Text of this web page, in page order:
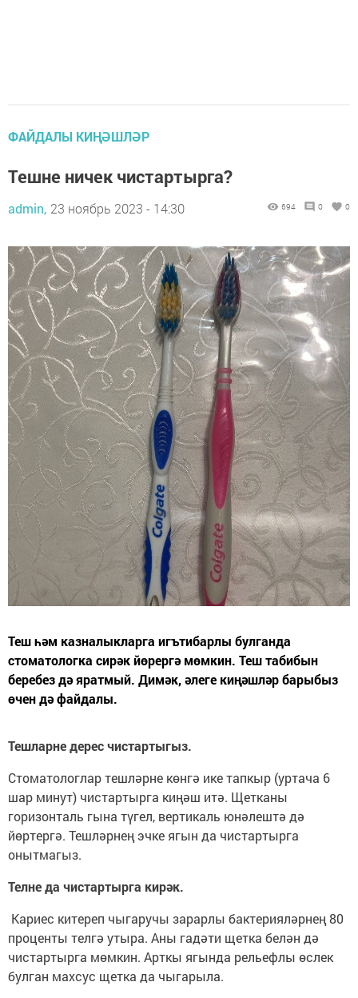
ФАЙДАЛЫ КИҢӘШЛӘР
Тешне ничек чистартырга?
admin, 23 ноябрь 2023 - 14:30 694 0 0
Теш һәм казналыкларга игътибарлы булганда
стоматологка сирәк йөрергә мөмкин. Теш табибын
беребез дә яратмый. Димәк, әлеге киңәшләр барыбыз
өчен дә файдалы.
Тешларне дерес чистартыгыз.
Стоматологлар тешләрне көнгә ике тапкыр (уртача 6
шар минут) чистартырга киңәш итә. Щетканы
горизонталь гына түгел, вертикаль юнәлештә дә
йөртергә. Тешләрнең эчке ягын да чистартырга
онытмагыз.
Телне да чистартырга кирәк.
Кариес китереп чыгаручы зарарлы бактерияләрнең 80
проценты телгә утыра. Аны гадәти щетка белән дә
чистартырга мөмкин. Арткы ягында рельефлы өслек
булган махсус щетка да чыгарыла.